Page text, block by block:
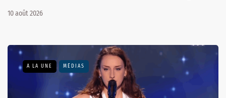
10 août 2026
A LA UNE MÉDIAS